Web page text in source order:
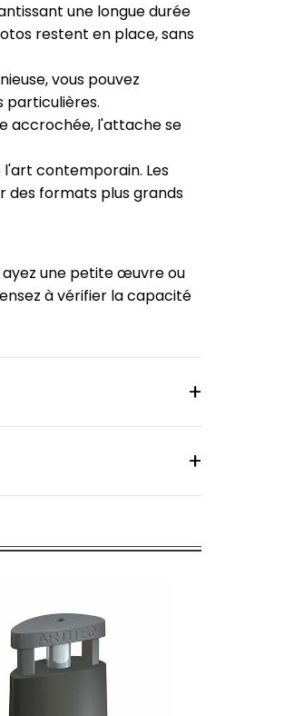
une longue durée
restent en place, sans
vous pouvez
particulières.
accrochée, l'attache se
contemporain. Les
des formats plus grands
ayez une petite œuvre ou
à vérifier la capacité